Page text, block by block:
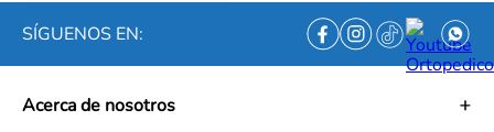
SÍGUENOS EN:
Acerca de nosotros